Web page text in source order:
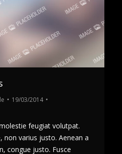
19/03/2014
feugiat volutpat.
non varius justo. Aenean a
congue justo. Fusce